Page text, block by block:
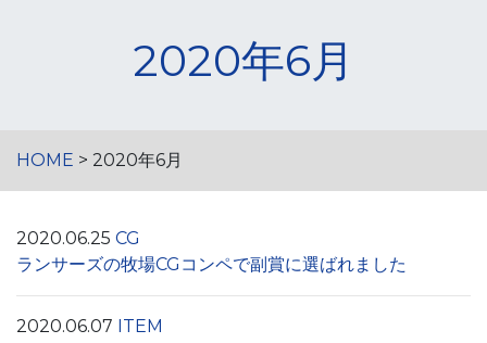
2020年6月
HOME > 2020年6月
2020.06.25 CG
ランサーズの牧場CGコンペで副賞に選ばれました
2020.06.07 ITEM